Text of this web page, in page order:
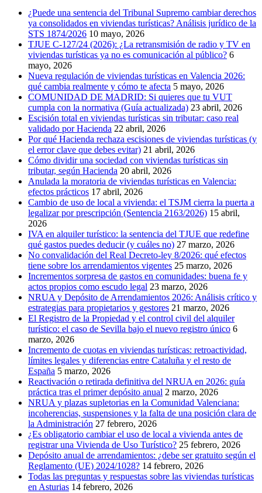
¿Puede una sentencia del Tribunal Supremo cambiar derechos
ya consolidados en viviendas turísticas? Análisis jurídico de la
STS 1874/2026 10 mayo, 2026
TJUE C-127/24 (2026): ¿La retransmisión de radio y TV en
viviendas turísticas ya no es comunicación al público? 6
mayo, 2026
Nueva regulación de viviendas turísticas en Valencia 2026:
qué cambia realmente y cómo te afecta 5 mayo, 2026
COMUNIDAD DE MADRID: Si quieres que tu VUT
cumpla con la normativa (Guía actualizada) 23 abril, 2026
Escisión total en viviendas turísticas sin tributar: caso real
validado por Hacienda 22 abril, 2026
Por qué Hacienda rechaza escisiones de viviendas turísticas (y
el error clave que debes evitar) 21 abril, 2026
Cómo dividir una sociedad con viviendas turísticas sin
tributar, según Hacienda 20 abril, 2026
Anulada la moratoria de viviendas turísticas en Valencia:
efectos prácticos 17 abril, 2026
Cambio de uso de local a vivienda: el TSJM cierra la puerta a
legalizar por prescripción (Sentencia 2163/2026) 15 abril,
2026
IVA en alquiler turístico: la sentencia del TJUE que redefine
qué gastos puedes deducir (y cuáles no) 27 marzo, 2026
No convalidación del Real Decreto-ley 8/2026: qué efectos
tiene sobre los arrendamientos vigentes 25 marzo, 2026
Incrementos sorpresa de gastos en comunidades: buena fe y
actos propios como escudo legal 23 marzo, 2026
NRUA y Depósito de Arrendamientos 2026: Análisis crítico y
estrategias para propietarios y gestores 21 marzo, 2026
El Registro de la Propiedad y el control civil del alquiler
turístico: el caso de Sevilla bajo el nuevo registro único 6
marzo, 2026
Incremento de cuotas en viviendas turísticas: retroactividad,
límites legales y diferencias entre Cataluña y el resto de
España 5 marzo, 2026
Reactivación o retirada definitiva del NRUA en 2026: guía
práctica tras el primer depósito anual 2 marzo, 2026
NRUA y plazas supletorias en la Comunidad Valenciana:
incoherencias, suspensiones y la falta de una posición clara de
la Administración 27 febrero, 2026
¿Es obligatorio cambiar el uso de local a vivienda antes de
registrar una Vivienda de Uso Turístico? 25 febrero, 2026
Depósito anual de arrendamientos: ¿debe ser gratuito según el
Reglamento (UE) 2024/1028? 14 febrero, 2026
Todas las preguntas y respuestas sobre las viviendas turísticas
en Asturias 14 febrero, 2026